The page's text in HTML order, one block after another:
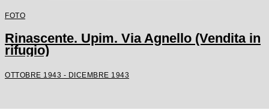
FOTO
Rinascente. Upim. Via Agnello (Vendita in
rifugio)
OTTOBRE 1943 - DICEMBRE 1943